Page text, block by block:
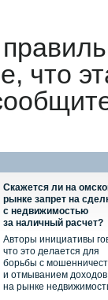
что
Скажется ли на
рынке запрет на
с недвижимостью
за наличный расчет?
Авторы инициативы
что это делается для
борьбы с
и отмыванием доходов
на рынке